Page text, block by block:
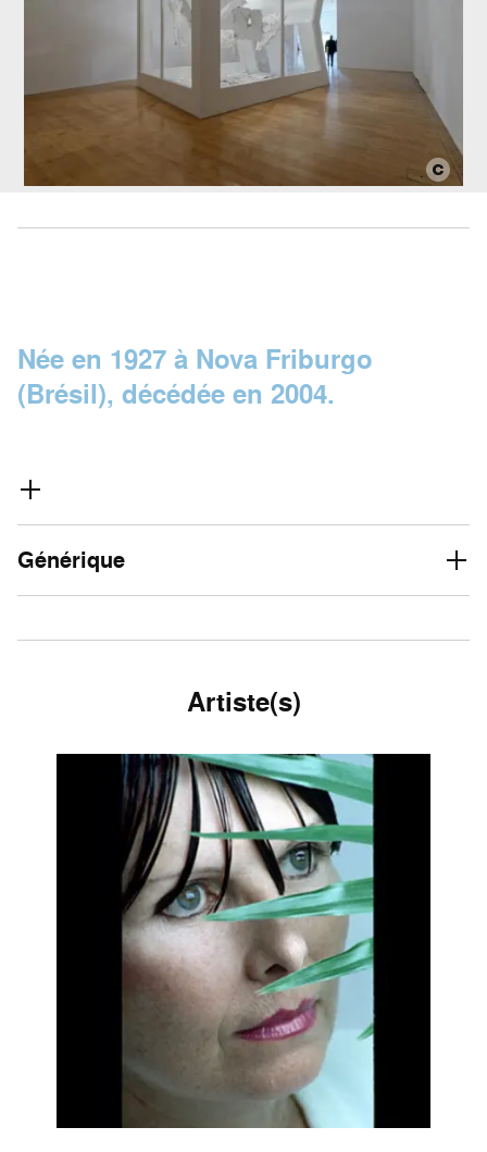
Née en 1927 à Nova Friburgo
(Brésil), décédée en 2004.
Générique
Artiste(s)